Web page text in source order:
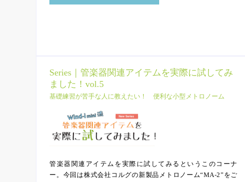
Series｜管楽器関連アイテムを実際に試してみ
ました！vol.5
基礎練習が苦手な人に教えたい！ 便利な小型メトロノーム
管楽器関連アイテムを実際に試してみるというこのコーナ
ー。今回は株式会社コルグの新製品メトロノーム“MA-2”をご